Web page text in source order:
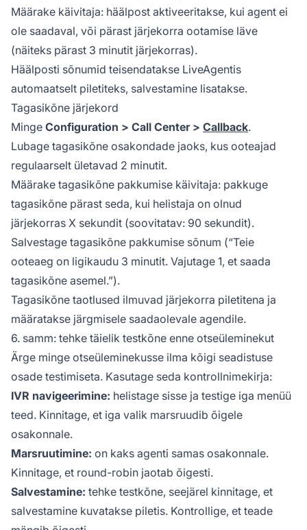
Määrake käivitaja: häälpost aktiveeritakse, kui agent ei
ole saadaval, või pärast järjekorra ootamise läve
(näiteks pärast 3 minutit järjekorras).
Häälposti sõnumid teisendatakse LiveAgentis
automaatselt piletiteks, salvestamine lisatakse.
Tagasikõne järjekord
Minge Configuration > Call Center > Callback.
Lubage tagasikõne osakondade jaoks, kus ooteajad
regulaarselt ületavad 2 minutit.
Määrake tagasikõne pakkumise käivitaja: pakkuge
tagasikõne pärast seda, kui helistaja on olnud
järjekorras X sekundit (soovitatav: 90 sekundit).
Salvestage tagasikõne pakkumise sõnum (“Teie
ooteaeg on ligikaudu 3 minutit. Vajutage 1, et saada
tagasikõne asemel.”).
Tagasikõne taotlused ilmuvad järjekorra piletitena ja
määratakse järgmisele saadaolevale agendile.
6. samm: tehke täielik testkõne enne otseüleminekut
Ärge minge otseüleminekusse ilma kõigi seadistuse
osade testimiseta. Kasutage seda kontrollnimekirja:
IVR navigeerimine: helistage sisse ja testige iga menüü
teed. Kinnitage, et iga valik marsruudib õigele
osakonnale.
Marsruutimine: on kaks agenti samas osakonnale.
Kinnitage, et round-robin jaotab õigesti.
Salvestamine: tehke testkõne, seejärel kinnitage, et
salvestamine kuvatakse piletis. Kontrollige, et teade